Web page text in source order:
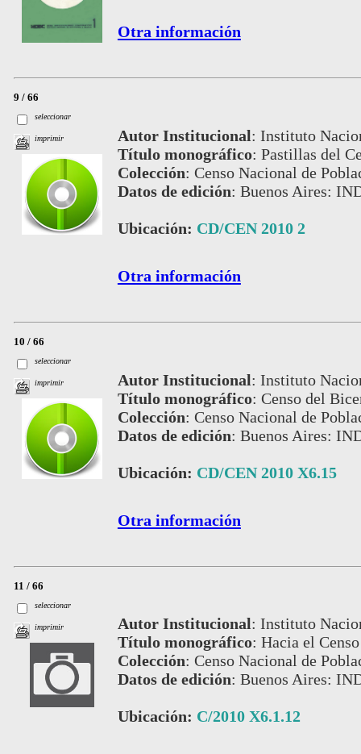
Otra información
9 / 66
seleccionar
imprimir Autor Institucional: Instituto
Título monográfico: Pastillas del
Colección: Censo Nacional de
Datos de edición: Buenos Aires:
Ubicación: CD/CEN 2010 2
Otra información
10 / 66
seleccionar
imprimir Autor Institucional: Instituto
Título monográfico: Censo del
Colección: Censo Nacional de
Datos de edición: Buenos Aires:
Ubicación: CD/CEN 2010 X6.15
Otra información
11 / 66
seleccionar
imprimir Autor Institucional: Instituto
Título monográfico: Hacia el
Colección: Censo Nacional de
Datos de edición: Buenos Aires:
Ubicación: C/2010 X6.1.12